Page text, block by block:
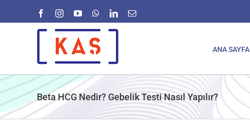
FacebookInstagramYouTubeWhatsApp
LinkedIn
E-
posta
ANA SAYFA
Beta HCG Nedir? Gebelik Testi Nasıl Yapılır?